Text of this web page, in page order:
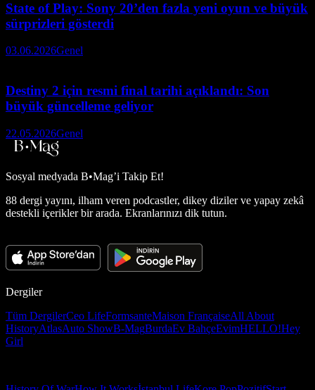
State of Play: Sony 20’den fazla yeni oyun ve büyük
sürprizleri gösterdi
03.06.2026Genel
Destiny 2 için resmi final tarihi açıklandı: Son
büyük güncelleme geliyor
22.05.2026Genel
Sosyal medyada B•Mag’i Takip Et!
88 dergi yayını, ilham veren podcastler, dikey diziler ve yapay zekâ
destekli içerikler bir arada. Ekranlarınızı dik tutun.
Dergiler
Tüm DergilerCeo LifeFormsanteMaison FrançaiseAll About
HistoryAtlasAuto ShowB-MagBurdaEv BahçeEvimHELLO!Hey
Girl